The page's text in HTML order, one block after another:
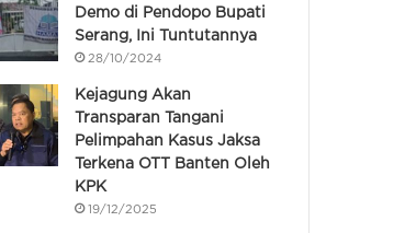
Demo di Pendopo Bupati
Serang, Ini Tuntutannya
28/10/2024
Kejagung Akan
Transparan Tangani
Pelimpahan Kasus Jaksa
Terkena OTT Banten Oleh
KPK
19/12/2025